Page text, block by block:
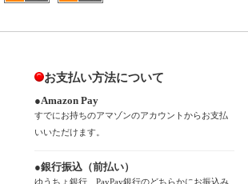
お支払い方法について
●Amazon Pay
すでにお持ちのアマゾンのアカウントからお支払
いいただけます。
●銀行振込（前払い）
ゆうちょ銀行、PayPay銀行のどちらかにお振込み